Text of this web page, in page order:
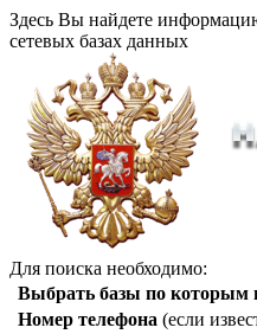
Здесь Вы найдете
сетевых базах данных
Для поиска необходимо:
Выбрать базы по которым
Номер телефона (если